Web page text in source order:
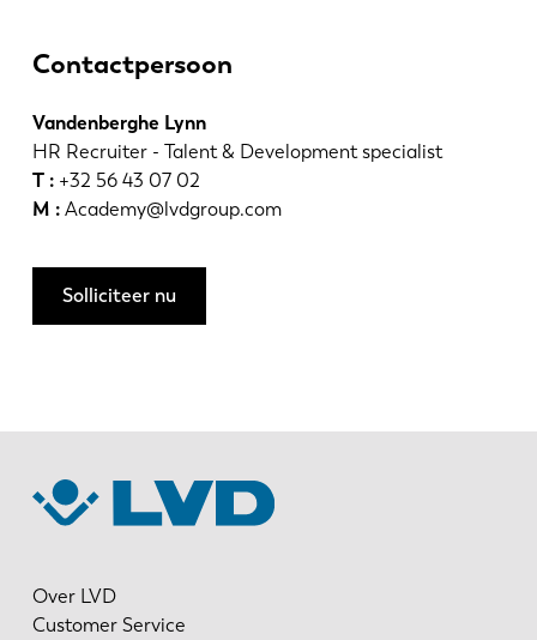
Contactpersoon
Vandenberghe Lynn
HR Recruiter - Talent & Development specialist
T : +32 56 43 07 02
M : Academy@lvdgroup.com
Solliciteer nu
Over LVD
Customer Service